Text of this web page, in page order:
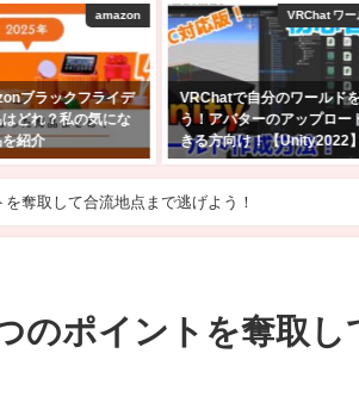
VRChat ワールド制作
自分のワールドを作ろ
ターのアップロードがで
け！【Unity2022】
Quest単体でも大丈
始めたら行ってほし
えるワールド5選！
奪取して合流地点まで逃げよう！
のポイントを奪取し